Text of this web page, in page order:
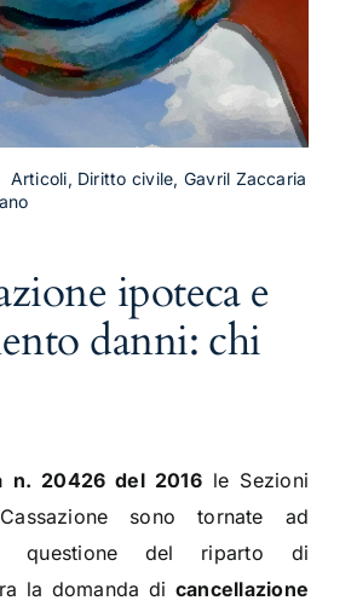
Articoli, Diritto civile, Gavril Zaccaria
ipoteca e
danni: chi
n. 20426 del 2016le Sezioni
sono tornate ad
questione del riparto di
la domanda di cancellazione